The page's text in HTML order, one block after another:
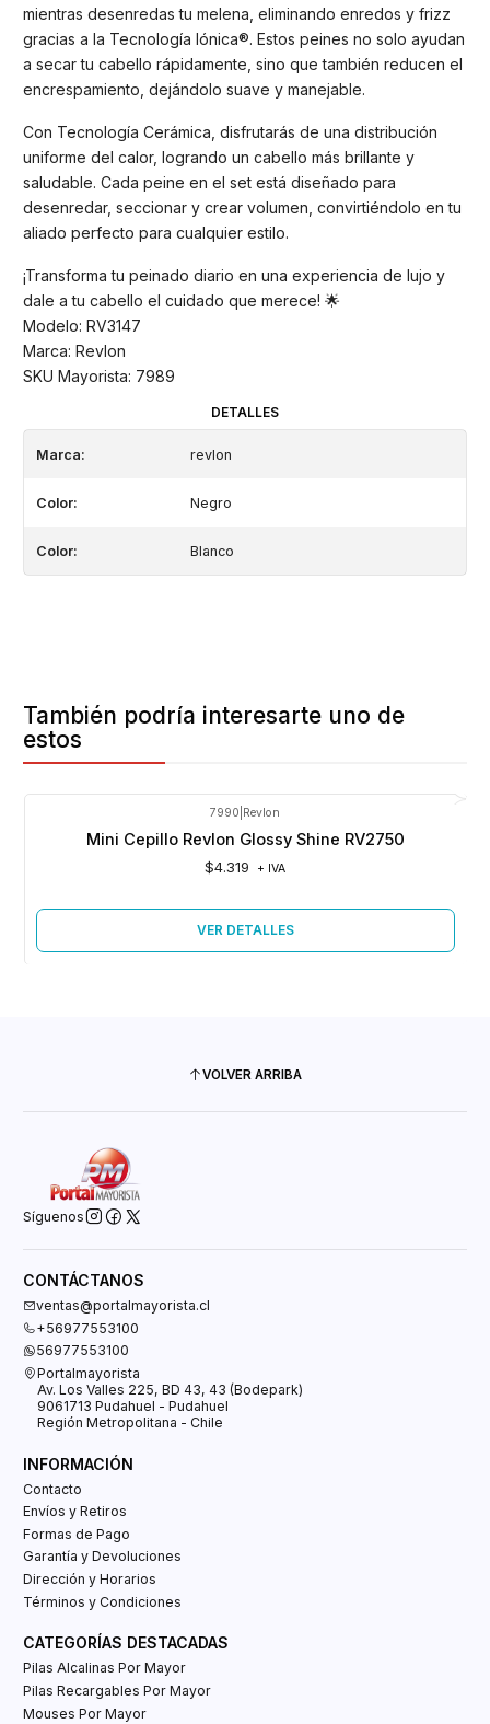
mientras desenredas tu melena, eliminando enredos y frizz
gracias a la Tecnología Iónica®. Estos peines no solo ayudan
a secar tu cabello rápidamente, sino que también reducen el
encrespamiento, dejándolo suave y manejable.
Con Tecnología Cerámica, disfrutarás de una distribución
uniforme del calor, logrando un cabello más brillante y
saludable. Cada peine en el set está diseñado para
desenredar, seccionar y crear volumen, convirtiéndolo en tu
aliado perfecto para cualquier estilo.
¡Transforma tu peinado diario en una experiencia de lujo y
dale a tu cabello el cuidado que merece! 🌟
Modelo: RV3147
Marca: Revlon
SKU Mayorista: 7989
DETALLES
Marca: revlon
Color: Negro
Color: Blanco
También podría interesarte uno de
estos
Agotado
7990 Revlon
Mini Cepillo Revlon Glossy Shine RV2750
$4.319 + IVA
VER DETALLES
VOLVER ARRIBA
Síguenos
CONTÁCTANOS
ventas@portalmayorista.cl
+56977553100
56977553100
Portalmayorista
Av. Los Valles 225, BD 43, 43 (Bodepark)
9061713 Pudahuel - Pudahuel
Región Metropolitana - Chile
INFORMACIÓN
Contacto
Envíos y Retiros
Formas de Pago
Garantía y Devoluciones
Dirección y Horarios
Términos y Condiciones
CATEGORÍAS DESTACADAS
Pilas Alcalinas Por Mayor
Pilas Recargables Por Mayor
Mouses Por Mayor